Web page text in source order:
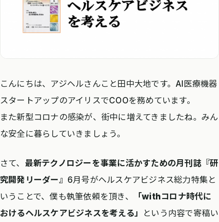
こんにちは、アジヘルさんこと田中大地です。AI医療機器
スタートアップのアイリスでCOOを務めています。
また新型コロナの感染が、街中に増えてきましたね。みん
な安全に暮らしていきましょう。
さて、 最新テクノロジーを事業に活かすための月刊誌『研
究開発リーダー』 6月号がヘルスケアビジネス総力特集と
いうことで、僕も執筆依頼を頂き、
「withコロナ時代に
おけるヘルスケアビジネスを考える」
という内容で寄稿い